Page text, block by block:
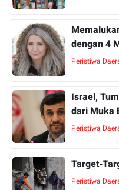
dengan 4
Peristiwa
Israel,
dari Muka
Peristiwa
Target-
Peristiwa